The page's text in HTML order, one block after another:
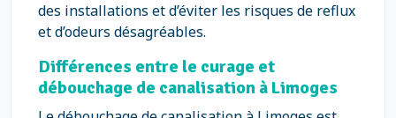
des installations et d’éviter les risques de reflux
et d’odeurs désagréables.
Différences entre le curage et
débouchage de canalisation à Limoges